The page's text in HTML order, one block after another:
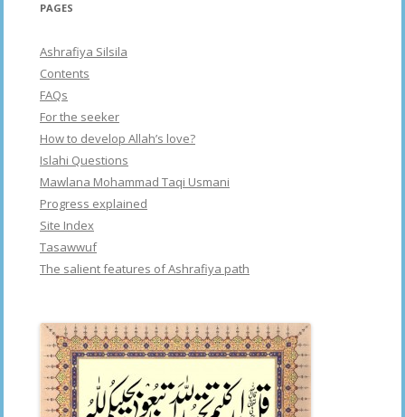
PAGES
Ashrafiya Silsila
Contents
FAQs
For the seeker
How to develop Allah’s love?
Islahi Questions
Mawlana Mohammad Taqi Usmani
Progress explained
Site Index
Tasawwuf
The salient features of Ashrafiya path